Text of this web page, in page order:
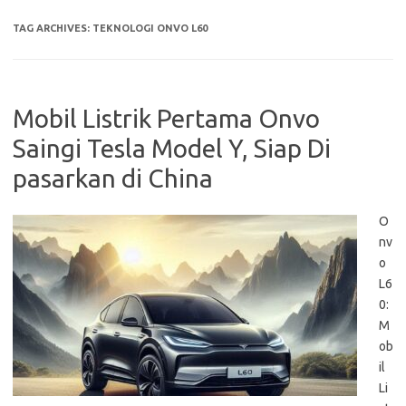
TAG ARCHIVES: TEKNOLOGI ONVO L60
Mobil Listrik Pertama Onvo
Saingi Tesla Model Y, Siap Di
pasarkan di China
O
nv
o
L6
0:
M
ob
il
Li